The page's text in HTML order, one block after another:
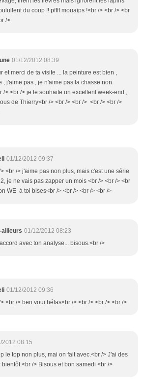
du coup !! pffff mouaips !<br /> <br /> <br
/>
01/12/2012 08:39
et merci de ta visite ... la peinture est bien ,
, j'aime pas , je n'aime pas la chasse non
/> <br /> je te souhaite un excellent week-end ,
de Thierry<br /> <br /> <br /> <br /> <br />
01/12/2012 09:37
<br /> j'aime pas non plus, mais c'est une série
je ne vais pas zapper un mois <br /> <br /> <br
WE à toi bises<br /> <br /> <br /> <br />
01/12/2012 08:23
avec ton analyse... bisous.<br />
01/12/2012 09:36
<br /> ben voui hélas<br /> <br /> <br /> <br />
2012 08:15
le top non plus, mai on fait avec.<br /> J'ai des
/> Bisous et bon samedi <br />